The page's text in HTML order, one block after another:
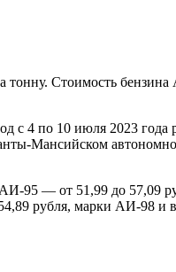
Стоимость бензина
4 по 10 июля 2023 года
Мансийском
95 — от 51,99 до 57,09
рубля, марки АИ-98 и